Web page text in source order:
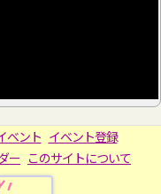
ベント イベント登録
ー このサイトについて